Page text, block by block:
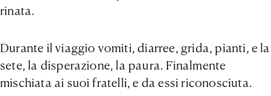
rinata.
Durante il viaggio vomiti, diarree, grida, pianti, e la
sete, la disperazione, la paura. Finalmente
mischiata ai suoi fratelli, e da essi riconosciuta.